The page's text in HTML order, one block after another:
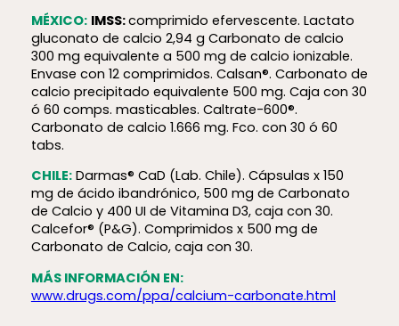
MÉXICO: IMSS:comprimido efervescente. Lactato
gluconato de calcio 2,94 g Carbonato de calcio
300 mg equivalente a 500 mg de calcio ionizable.
Envase con 12 comprimidos. Calsan®. Carbonato de
calcio precipitado equivalente 500 mg. Caja con 30
ó 60 comps. masticables. Caltrate-600®.
Carbonato de calcio 1.666 mg. Fco. con 30 ó 60
tabs.
CHILE:Darmas® CaD (Lab. Chile). Cápsulas x 150
mg de ácido ibandrónico, 500 mg de Carbonato
de Calcio y 400 UI de Vitamina D3, caja con 30.
Calcefor® (P&G). Comprimidos x 500 mg de
Carbonato de Calcio, caja con 30.
MÁS INFORMACIÓN EN:
www.drugs.com/ppa/calcium-carbonate.html